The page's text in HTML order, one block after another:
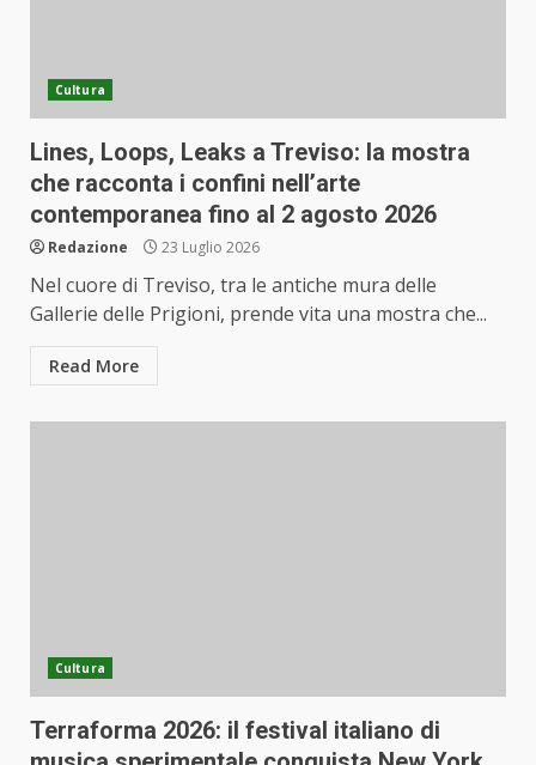
Cultura
Lines, Loops, Leaks a Treviso: la mostra
che racconta i confini nell’arte
contemporanea fino al 2 agosto 2026
Redazione 23 Luglio 2026
Nel cuore di Treviso, tra le antiche mura delle
Gallerie delle Prigioni, prende vita una mostra che...
Read More
Cultura
Terraforma 2026: il festival italiano di